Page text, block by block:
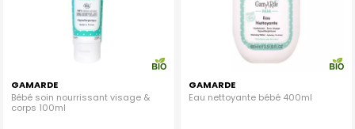
GAMARDE
Bébé soin nourrissant visage &
corps 100ml
GAMARDE
Eau nettoyante bébé 400ml